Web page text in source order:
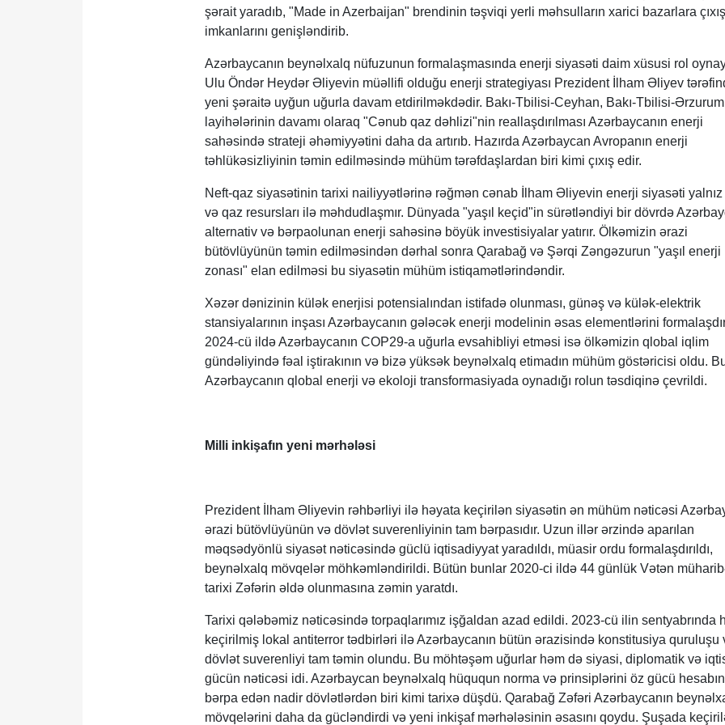
şərait yaradıb, "Made in Azerbaijan" brendinin təşviqi yerli məhsulların xarici bazarlara çıxış
imkanlarını genişləndirib.
Azərbaycanın beynəlxalq nüfuzunun formalaşmasında enerji siyasəti daim xüsusi rol
Ulu Öndər Heydər Əliyevin müəllifi olduğu enerji strategiyası Prezident İlham Əliyev
yeni şəraitə uyğun uğurla davam etdirilməkdədir. Bakı-Tbilisi-Ceyhan, Bakı-Tbilisi-Ərzurum
layihələrinin davamı olaraq "Cənub qaz dəhlizi"nin reallaşdırılması Azərbaycanın enerji
sahəsində strateji əhəmiyyətini daha da artırıb. Hazırda Azərbaycan Avropanın enerji
təhlükəsizliyinin təmin edilməsində mühüm tərəfdaşlardan biri kimi çıxış edir.
Neft-qaz siyasətinin tarixi nailiyyətlərinə rəğmən cənab İlham Əliyevin enerji siyasəti yalnız
və qaz resursları ilə məhdudlaşmır. Dünyada "yaşıl keçid"in sürətləndiyi bir dövrdə
alternativ və bərpaolunan enerji sahəsinə böyük investisiyalar yatırır. Ölkəmizin ərazi
bütövlüyünün təmin edilməsindən dərhal sonra Qarabağ və Şərqi Zəngəzurun "yaşıl enerji
zonası" elan edilməsi bu siyasətin mühüm istiqamətlərindəndir.
Xəzər dənizinin külək enerjisi potensialından istifadə olunması, günəş və külək-elektrik
stansiyalarının inşası Azərbaycanın gələcək enerji modelinin əsas elementlərini
2024-cü ildə Azərbaycanın COP29-a uğurla evsahibliyi etməsi isə ölkəmizin qlobal iqlim
gündəliyində fəal iştirakının və bizə yüksək beynəlxalq etimadın mühüm göstəricisi oldu.
Azərbaycanın qlobal enerji və ekoloji transformasiyada oynadığı rolun təsdiqinə çevrildi.
Milli inkişafın yeni mərhələsi
Prezident İlham Əliyevin rəhbərliyi ilə həyata keçirilən siyasətin ən mühüm nəticəsi
ərazi bütövlüyünün və dövlət suverenliyinin tam bərpasıdır. Uzun illər ərzində aparılan
məqsədyönlü siyasət nəticəsində güclü iqtisadiyyat yaradıldı, müasir ordu formalaşdırıldı,
beynəlxalq mövqelər möhkəmləndirildi. Bütün bunlar 2020-ci ildə 44 günlük Vətən
tarixi Zəfərin əldə olunmasına zəmin yaratdı.
Tarixi qələbəmiz nəticəsində torpaqlarımız işğaldan azad edildi. 2023-cü ilin sentyabrında
keçirilmiş lokal antiterror tədbirləri ilə Azərbaycanın bütün ərazisində konstitusiya quruluşu
dövlət suverenliyi tam təmin olundu. Bu möhtəşəm uğurlar həm də siyasi, diplomatik və
gücün nəticəsi idi. Azərbaycan beynəlxalq hüququn norma və prinsiplərini öz gücü
bərpa edən nadir dövlətlərdən biri kimi tarixə düşdü. Qarabağ Zəfəri Azərbaycanın
mövqelərini daha da gücləndirdi və yeni inkişaf mərhələsinin əsasını qoydu. Şuşada